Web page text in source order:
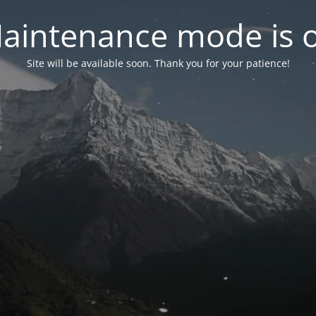
mode is
Site will be available soon. Thank you for your patience!